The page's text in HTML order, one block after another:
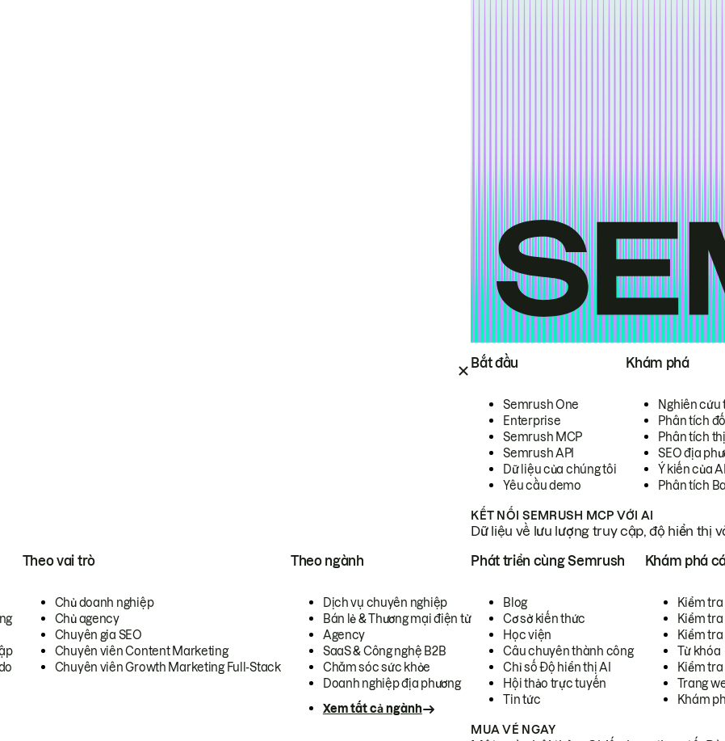
Bắt đầu
Semrush One
Enterprise
Semrush MCP
Semrush API
Dữ liệu của chúng tôi
Yêu cầu demo
Khám phá
Nghiên cứu
Phân tích
Phân tích
SEO địa
Ý kiến của
Phân tích
KẾT NỐI SEMRUSH MCP VỚI AI
Dữ liệu về lưu lượng truy cập, độ hiển thị
Theo vai trò
Chủ doanh nghiệp
Chủ agency
Chuyên gia SEO
Chuyên viên Content Marketing
Chuyên viên Growth Marketing Full-Stack
Theo ngành
Dịch vụ chuyên nghiệp
Bán lẻ & Thương mại điện tử
Agency
SaaS & Công nghệ B2B
Chăm sóc sức khỏe
Doanh nghiệp địa phương
Xem tất cả ngành
Phát triển cùng Semrush
Blog
Cơ sở kiến thức
Học viện
Câu chuyên thành công
Chỉ số Độ hiển thị AI
Hội thảo trực tuyến
Tin tức
Khám phá
Kiểm
Kiểm tra
Kiểm
Từ khóa
Kiểm
Trang
Khám
MUA VÉ NGAY